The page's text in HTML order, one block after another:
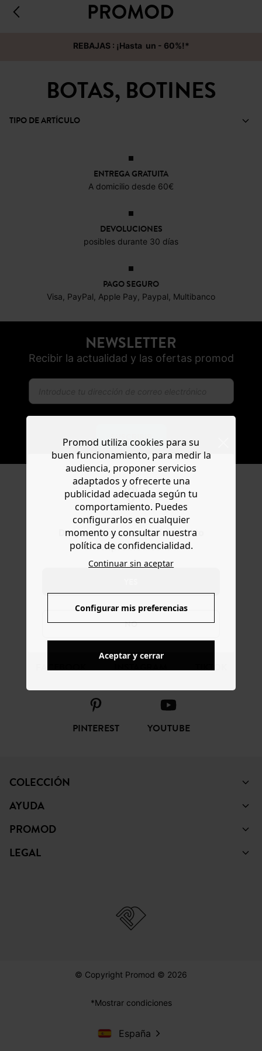
Do you want to be redirected to
www.promod.com ?
NO
REBAJAS : ¡Hasta un - 60%!*
BOTAS, BOTINES
TIPO DE ARTÍCULO
ENTREGA GRATUITA
A domicilio desde 60€
DEVOLUCIONES
posibles durante 30 días
PAGO SEGURO
Visa, PayPal, Apple Pay, Paypal, Multibanco
NEWSLETTER
Recibir la actualidad y las ofertas promod
SUSCRIBIR
CONFIANZA ONLINE
SÍGUENOS
FACEBOOK INSTAGRAM TIKTOK
PINTEREST YOUTUBE
COLECCIÓN
AYUDA
PROMOD
LEGAL
© Copyright Promod © 2026
*Mostrar condiciones
España
Promod utiliza cookies para su
buen funcionamiento, para medir la
audiencia, proponer servicios
adaptados y ofrecerte una
publicidad adecuada según tu
comportamiento. Puedes
configurarlos en cualquier
momento y consultar nuestra
política de confidencialidad.
Continuar sin aceptar
Configurar mis preferencias
Aceptar y cerrar